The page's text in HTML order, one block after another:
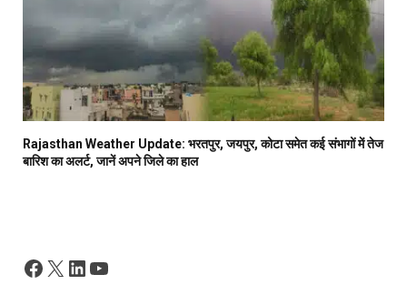
Rajasthan Weather Update: भरतपुर, जयपुर, कोटा समेत कई संभागों में तेज
बारिश का अलर्ट, जानें अपने जिले का हाल
Facebook
X LinkedIn
YouTube